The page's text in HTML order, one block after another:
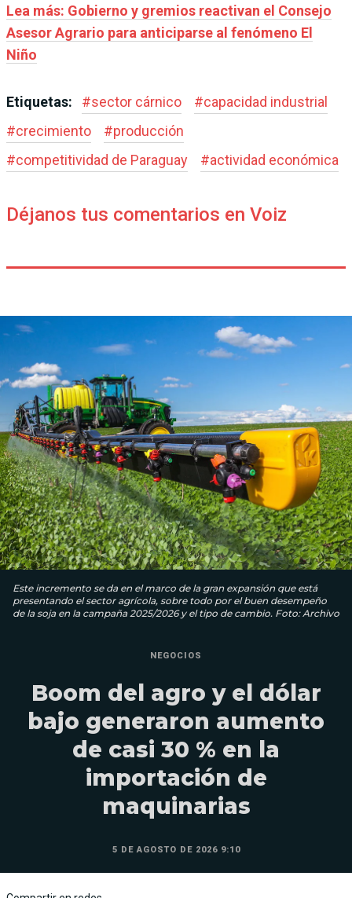
Lea más: Gobierno y gremios reactivan el Consejo
Asesor Agrario para anticiparse al fenómeno El
Niño
Etiquetas: #sector cárnico #capacidad industrial
#crecimiento #producción
#competitividad de Paraguay #actividad económica
Déjanos tus comentarios en Voiz
Este incremento se da en el marco de la gran expansión que está
presentando el sector agrícola, sobre todo por el buen desempeño
de la soja en la campaña 2025/2026 y el tipo de cambio. Foto: Archivo
NEGOCIOS
Boom del agro y el dólar
bajo generaron aumento
de casi 30 % en la
importación de
maquinarias
5 DE AGOSTO DE 2026 9:10